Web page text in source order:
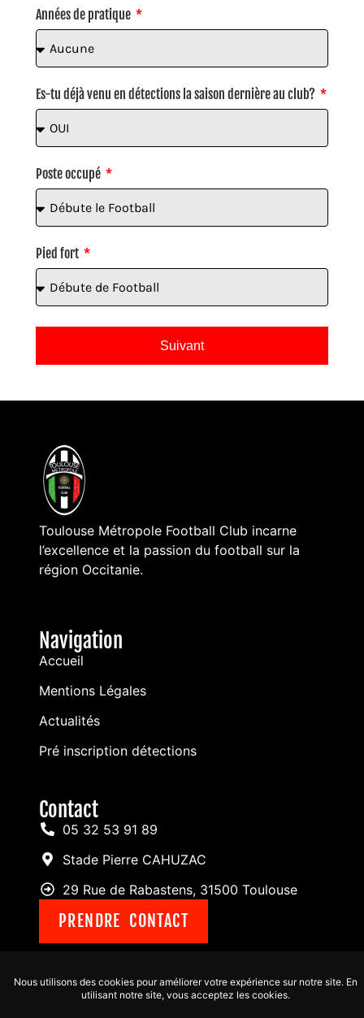
Années de pratique
Es-tu déjà venu en détections la saison dernière au club?
Poste occupé
Pied fort
Suivant
Toulouse Métropole Football Club incarne
l’excellence et la passion du football sur la
région Occitanie.
Navigation
Accueil
Mentions Légales
Actualités
Pré inscription détections
Contact
05 32 53 91 89
Stade Pierre CAHUZAC
29 Rue de Rabastens, 31500 Toulouse
PRENDRE CONTACT